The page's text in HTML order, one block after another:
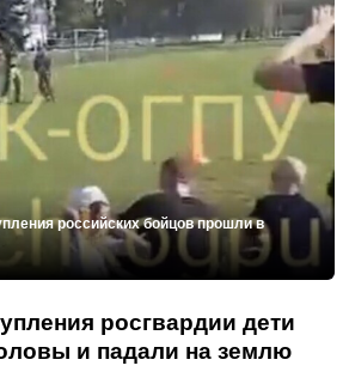
российских бойцов прошли в
росгвардии дети
и падали на землю